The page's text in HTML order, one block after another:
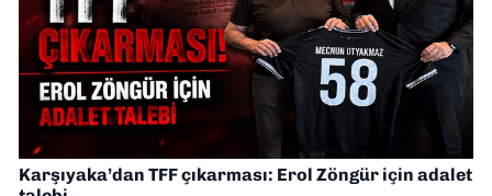
Karşıyaka’dan TFF çıkarması: Erol Zöngür için adalet